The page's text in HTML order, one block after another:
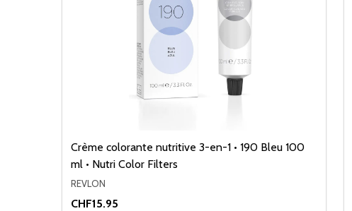
Crème colorante nutritive 3-en-1 • 190 Bleu 100
ml • Nutri Color Filters
REVLON
CHF15.95